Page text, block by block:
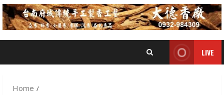
LIVE
Home